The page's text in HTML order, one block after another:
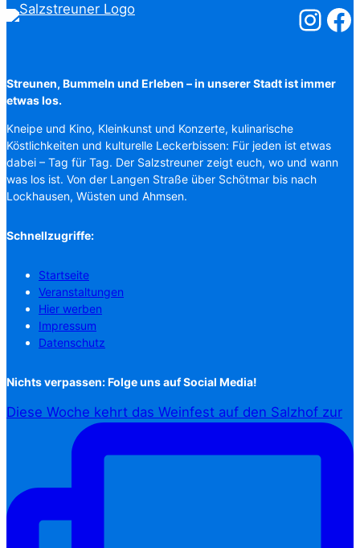
Streunen, Bummeln und Erleben – in unserer Stadt ist immer
etwas los.
Kneipe und Kino, Kleinkunst und Konzerte, kulinarische
Köstlichkeiten und kulturelle Leckerbissen: Für jeden ist etwas
dabei – Tag für Tag. Der Salzstreuner zeigt euch, wo und wann
was los ist. Von der Langen Straße über Schötmar bis nach
Lockhausen, Wüsten und Ahmsen.
Schnellzugriffe:
Startseite
Veranstaltungen
Hier werben
Impressum
Datenschutz
Nichts verpassen: Folge uns auf Social Media!
Diese Woche kehrt das Weinfest auf den Salzhof zur